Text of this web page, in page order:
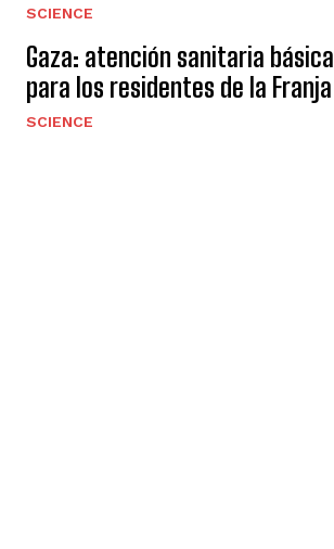
SCIENCE
Gaza: atención sanitaria básica
para los residentes de la Franja
SCIENCE